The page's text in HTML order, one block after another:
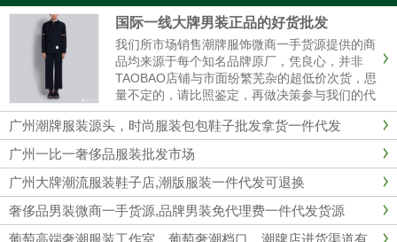
国际一线大牌男装正品的好货批发
我们所市场销售潮牌服饰微商一手货源提供的商
品均来源于每个知名品牌原厂，凭良心，并非
TAOBAO店铺与市面纷繁芜杂的超低价次货，思
量不定的，请比照鉴定，再做决策参与我们的代
理商。 我们的服装不管做工、用材，原产地都是
和淘宝店铺的衣服彻底不同的，所以本质没有对
比性，也完全没必要性比较......
广州潮牌服装源头，时尚服装包包鞋子批发拿货一件代发
广州一比一奢侈品服装批发市场
广州大牌潮流服装鞋子店,潮版服装一件代发可退换
奢侈品男装微商一手货源,品牌男装免代理费一件代发货源
葡萄高端奢潮服装工作室，葡萄奢潮档口，潮牌店进货渠道有